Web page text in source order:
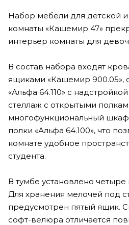
Набор мебели для детской
комнаты «Кашемир 47»
интерьер комнаты для
В состав набора входят
ящиками «Кашемир 900.05»,
«Альфа 64.110» с надстройкой
стеллаж с открытыми
многофункциональный шкаф
полки «Альфа 64.100», что
комнате удобное
студента.
В тумбе установлено
Для хранения мелочей под
предусмотрен пятый ящик.
софт-велюра отличается